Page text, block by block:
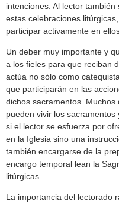
intenciones. Al lector
estas celebraciones
participar activamente en
Un deber muy importante y
a los fieles para que reciban
actúa no sólo como
que participarán en las
dichos sacramentos.
pueden vivir los
si el lector se esfuerza por
en la Iglesia sino una
también encargarse de la
encargo temporal lean la
litúrgicas.
La importancia del lectorado